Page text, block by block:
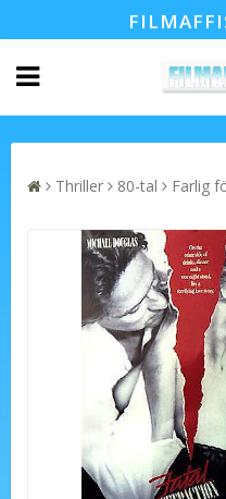
Thriller 80-tal Farlig